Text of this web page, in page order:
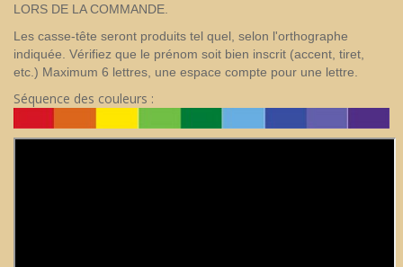
LORS DE LA COMMANDE.
Les casse-tête seront produits tel quel, selon l'orthographe
indiquée. Vérifiez que le prénom soit bien inscrit (accent, tiret,
etc.) Maximum 6 lettres, une espace compte pour une lettre.
Séquence des couleurs :